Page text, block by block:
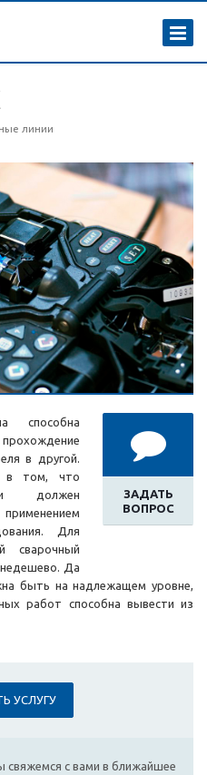
линии
ЗАДАТЬ
ВОПРОС
способна
в другой.
в том, что
должен
Для
сварочный
Да
быть на надлежащем уровне,
работ способна вывести из
УСЛУГУ
свяжемся с вами в ближайшее